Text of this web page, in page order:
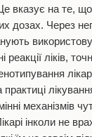
Це вказує на те,
дозах. Через
ліків,
механізмів
інколи не